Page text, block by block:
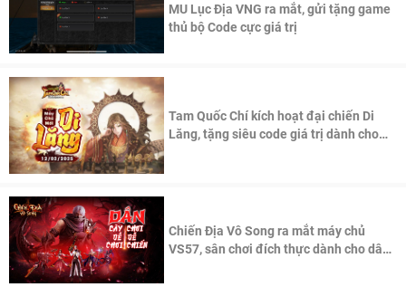
MU Lục Địa VNG ra mắt, gửi tặng game
thủ bộ Code cực giá trị
Tam Quốc Chí kích hoạt đại chiến Di
Lăng, tặng siêu code giá trị dành cho
Chiến Địa Vô Song ra mắt máy chủ
VS57, sân chơi đích thực dành cho dân